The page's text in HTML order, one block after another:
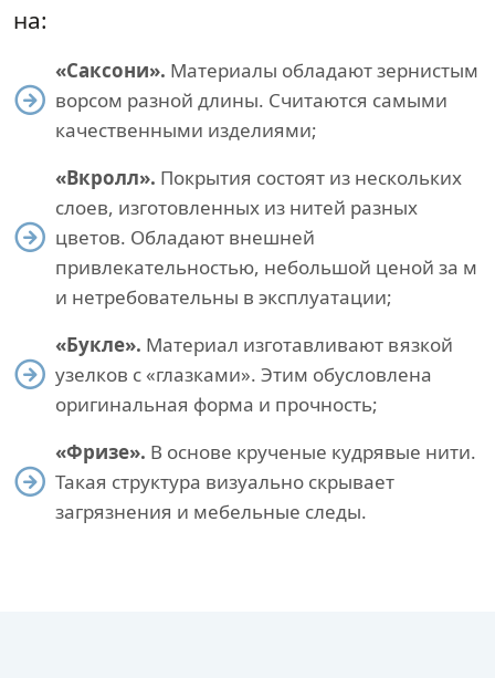
на:
«Саксони». Материалы обладают зернистым
ворсом разной длины. Считаются самыми
качественными изделиями;
«Вкролл». Покрытия состоят из нескольких
слоев, изготовленных из нитей разных
цветов. Обладают внешней
привлекательностью, небольшой ценой за м
и нетребовательны в эксплуатации;
«Букле». Материал изготавливают вязкой
узелков с «глазками». Этим обусловлена
оригинальная форма и прочность;
«Фризе». В основе крученые кудрявые нити.
Такая структура визуально скрывает
загрязнения и мебельные следы.